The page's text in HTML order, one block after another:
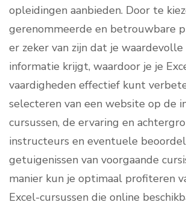
opleidingen aanbieden. Door te
gerenommeerde en betrouwbare
er zeker van zijn dat je
informatie krijgt, waardoor je je
vaardigheden effectief kunt
selecteren van een website op de
cursussen, de ervaring en
instructeurs en eventuele
getuigenissen van voorgaande
manier kun je optimaal profiteren
Excel-cursussen die online